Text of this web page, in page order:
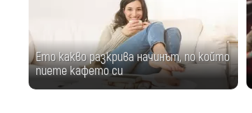
Ето какво разкрива начинът, по който
пиете кафето си